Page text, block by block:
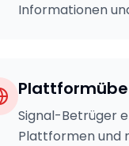
Informationen
Signal-Betrüger
Plattformen und